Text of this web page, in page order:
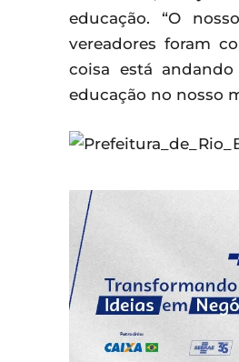
educação. “O
vereadores foram
coisa está
educação no nosso